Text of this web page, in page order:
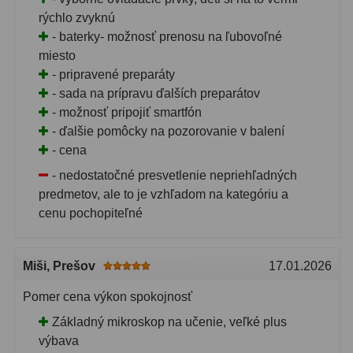
Ostatní 179
Literatura
Lupy 69
Dárkové poukazy29
Kufry a tašky
Ostatní6
Dalekohledy8
Ostatní2
rýchlo zvyknú
- baterky- možnosť prenosu na ľubovoľné
miesto
- pripravené preparáty
- sada na prípravu ďalších preparátov
- možnosť pripojiť smartfón
- ďalšie pomôcky na pozorovanie v balení
- cena
- nedostatočné presvetlenie nepriehľadných
predmetov, ale to je vzhľadom na kategóriu a
cenu pochopiteľné
Miši, Prešov 17.01.2026
Pomer cena výkon spokojnosť
Základný mikroskop na učenie, veľké plus
výbava